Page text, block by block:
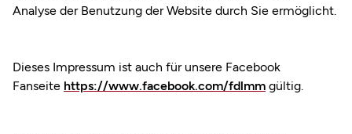
Analyse der Benutzung der Website durch Sie ermöglicht.
Dieses Impressum ist auch für unsere Facebook
Fanseite https://www.facebook.com/fdlmm gültig.